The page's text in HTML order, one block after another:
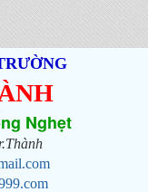
Nghẹt